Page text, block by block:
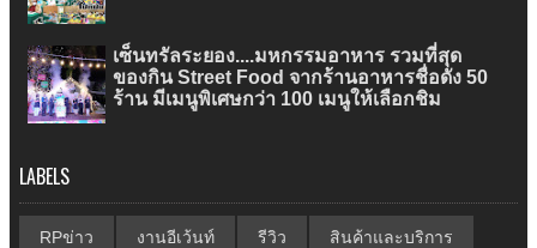
เซ็นทรัลระยอง....มหกรรมอาหาร รวมที่สุด
ของกิน Street Food จากร้านอาหารชื่อดัง 50
ร้าน มีเมนูพิเศษกว่า 100 เมนูให้เลือกชิม
LABELS
RPข่าว งานอีเว้นท์ รีวิว สินค้าและบริการ